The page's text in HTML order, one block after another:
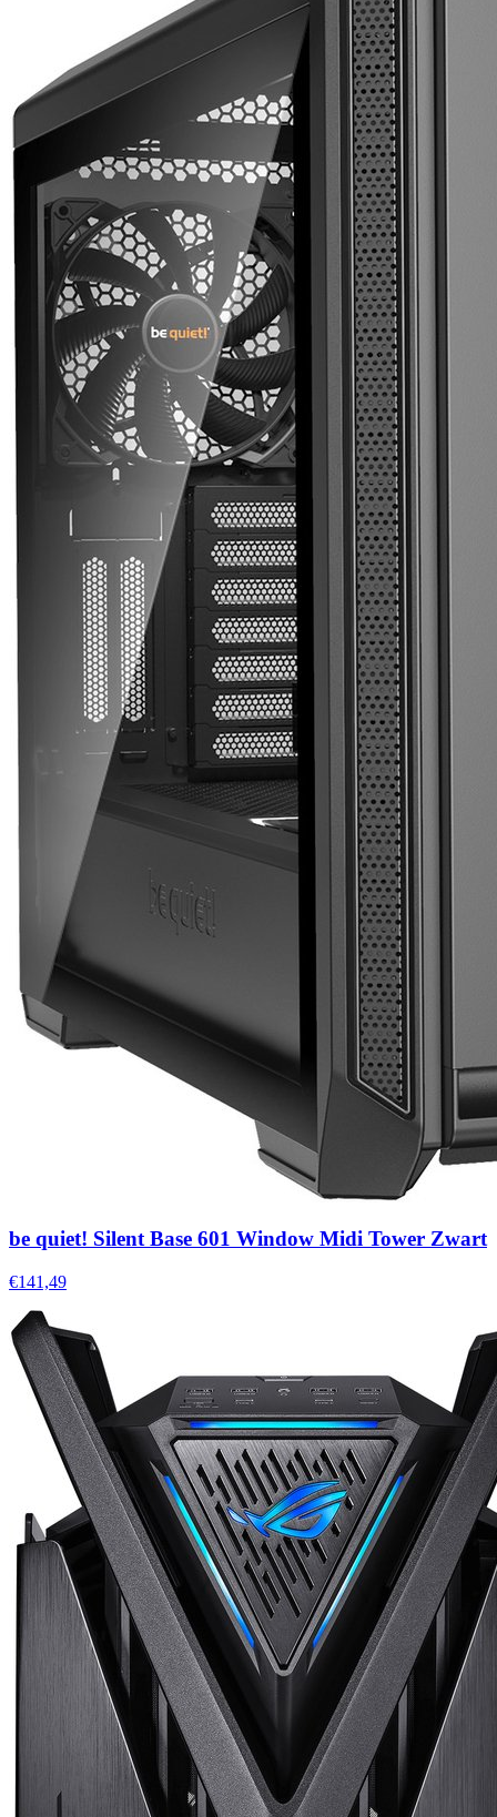
be quiet! Silent Base 601 Window Midi Tower Zwart
€141,49